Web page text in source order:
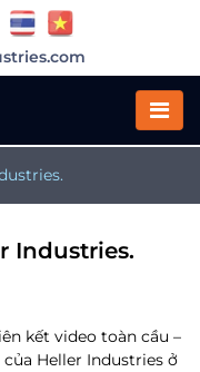
Industries.
kết video toàn cầu –
Heller Industries ở